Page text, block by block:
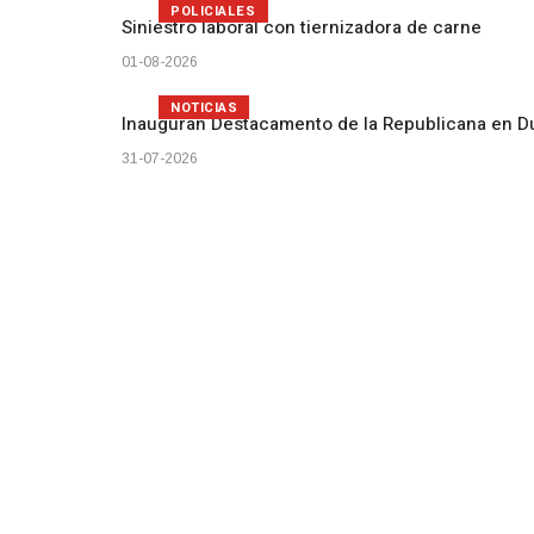
Siniestro laboral con tiernizadora de carne
01-08-2026
POLICIALES
Inauguran Destacamento de la Republicana en
31-07-2026
NOTICIAS